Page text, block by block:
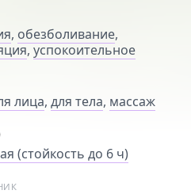
, обезболивание,
, успокоительное
лица, для тела, массаж
(стойкость до 6 ч)